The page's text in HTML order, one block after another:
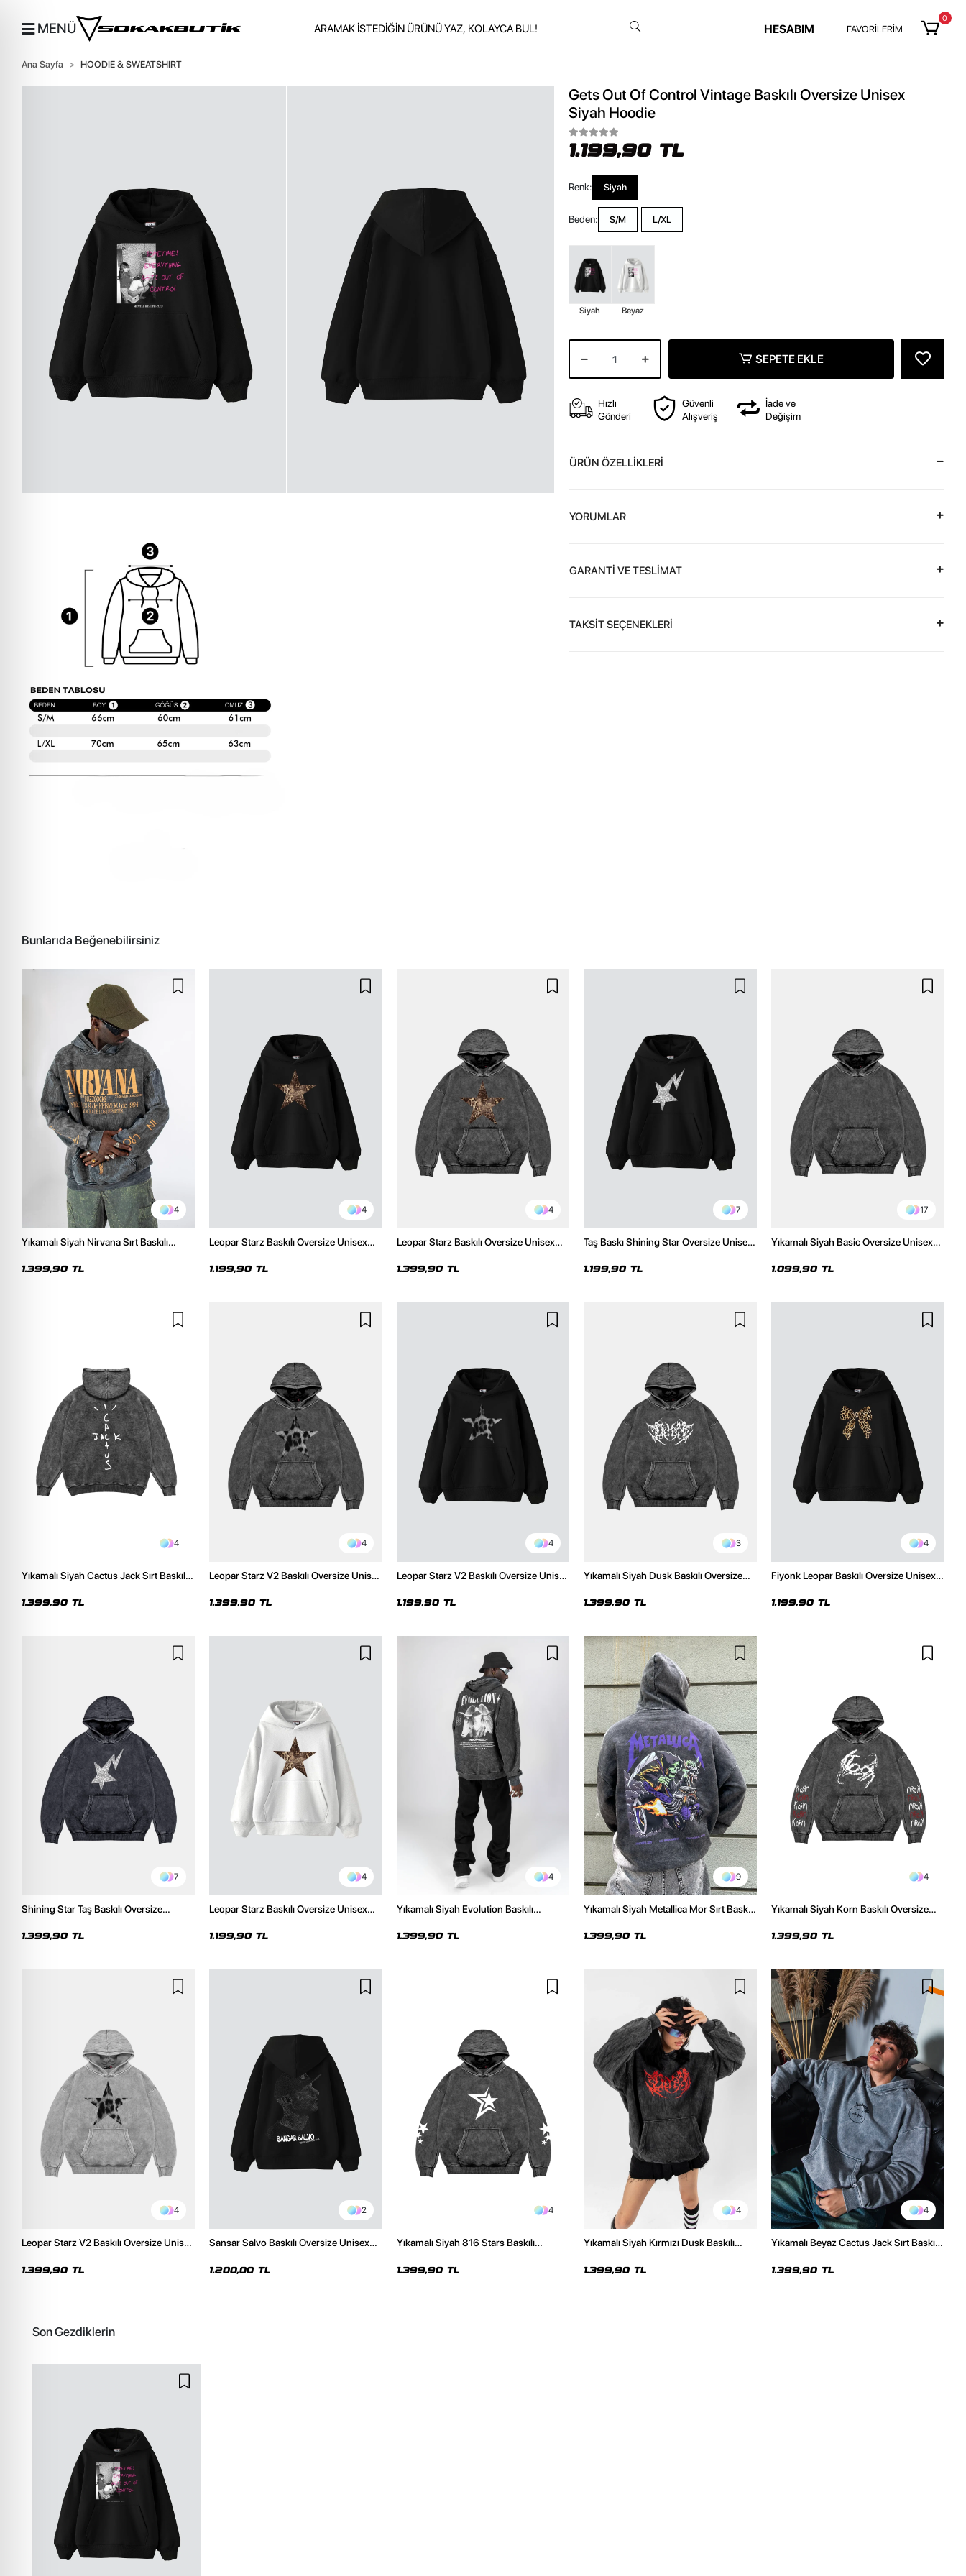
MENÜ HESABIM FAVORİLERİM
0
Ana Sayfa HOODIE & SWEATSHIRT
Gets Out Of Control Vintage Baskılı Oversize Unisex
Siyah Hoodie
1.199,90 TL
Renk: Siyah
Beden: S/M L/XL
Siyah Beyaz
SEPETE EKLE
Hızlı
Gönderi
Güvenli
Alışveriş
İade ve
Değişim
ÜRÜN ÖZELLİKLERİ
YORUMLAR
GARANTİ VE TESLİMAT
TAKSİT SEÇENEKLERİ
Bunlarıda Beğenebilirsiniz
4
Yıkamalı Siyah Nirvana Sırt Baskılı
1.399,90 TL
4
Leopar Starz Baskılı Oversize Unisex
1.199,90 TL
4
Leopar Starz Baskılı Oversize Unisex
1.399,90 TL
7
Taş Baskı Shining Star Oversize Unisex
1.199,90 TL
17
Yıkamalı Siyah Basic Oversize Unisex
1.099,90 TL
4
Yıkamalı Siyah Cactus Jack Sırt Baskılı
1.399,90 TL
4
Leopar Starz V2 Baskılı Oversize Unisex
1.399,90 TL
4
Leopar Starz V2 Baskılı Oversize Unisex
1.199,90 TL
3
Yıkamalı Siyah Dusk Baskılı Oversize
1.399,90 TL
4
Fiyonk Leopar Baskılı Oversize Unisex
1.199,90 TL
7
Shining Star Taş Baskılı Oversize
1.399,90 TL
4
Leopar Starz Baskılı Oversize Unisex
1.199,90 TL
4
Yıkamalı Siyah Evolution Baskılı
1.399,90 TL
9
Yıkamalı Siyah Metallica Mor Sırt Baskılı
1.399,90 TL
4
Yıkamalı Siyah Korn Baskılı Oversize
1.399,90 TL
4
Leopar Starz V2 Baskılı Oversize Unisex
1.399,90 TL
2
Sansar Salvo Baskılı Oversize Unisex
1.200,00 TL
4
Yıkamalı Siyah 816 Stars Baskılı
1.399,90 TL
4
Yıkamalı Siyah Kırmızı Dusk Baskılı
1.399,90 TL
4
Yıkamalı Beyaz Cactus Jack Sırt Baskılı
1.399,90 TL
Son Gezdiklerin